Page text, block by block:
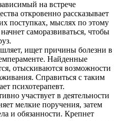
на встрече
откровенно рассказывает
поступках, мыслях по этому
саморазвиваться, чтобы
ищет причины болезни в
Найденные
отыскиваются возможности
Справиться с таким
психотерапевт.
участвует в деятельности
мелкие поручения, затем
и обязанности. Крепнет